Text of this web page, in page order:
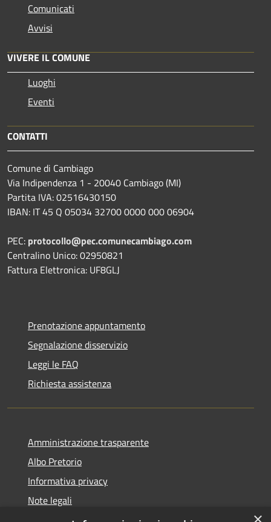
Comunicati
Avvisi
VIVERE IL COMUNE
Luoghi
Eventi
CONTATTI
Comune di Cambiago
Via Indipendenza 1 - 20040 Cambiago (MI)
Partita IVA: 02516430150
IBAN: IT 45 Q 05034 32700 0000 000 06904
PEC: protocollo@pec.comunecambiago.com
Centralino Unico: 02950821
Fattura Elettronica: UF8GLJ
Prenotazione appuntamento
Segnalazione disservizio
Leggi le FAQ
Richiesta assistenza
Amministrazione trasparente
Albo Pretorio
Informativa privacy
Note legali